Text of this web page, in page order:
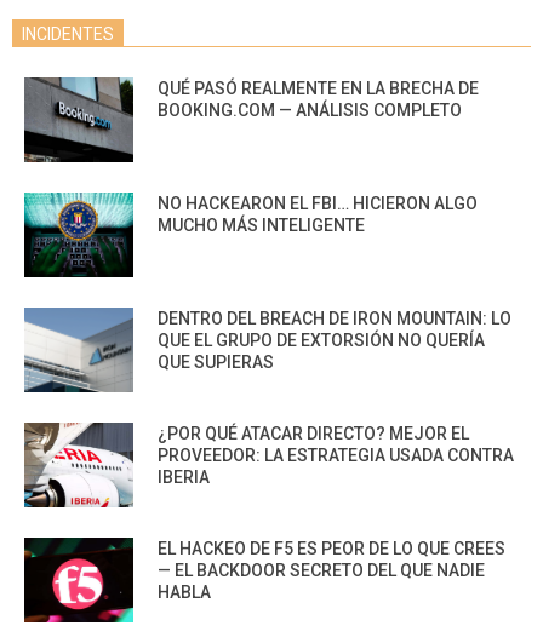
INCIDENTES
QUÉ PASÓ REALMENTE EN LA BRECHA DE
BOOKING.COM — ANÁLISIS COMPLETO
NO HACKEARON EL FBI… HICIERON ALGO
MUCHO MÁS INTELIGENTE
DENTRO DEL BREACH DE IRON MOUNTAIN: LO
QUE EL GRUPO DE EXTORSIÓN NO QUERÍA
QUE SUPIERAS
¿POR QUÉ ATACAR DIRECTO? MEJOR EL
PROVEEDOR: LA ESTRATEGIA USADA CONTRA
IBERIA
EL HACKEO DE F5 ES PEOR DE LO QUE CREES
— EL BACKDOOR SECRETO DEL QUE NADIE
HABLA